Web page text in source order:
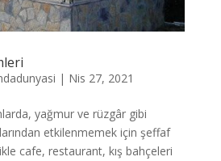
| Nis 27, 2021
yağmur ve rüzgâr gibi
etkilenmemek için şeffaf
cafe, restaurant, kış bahçeleri